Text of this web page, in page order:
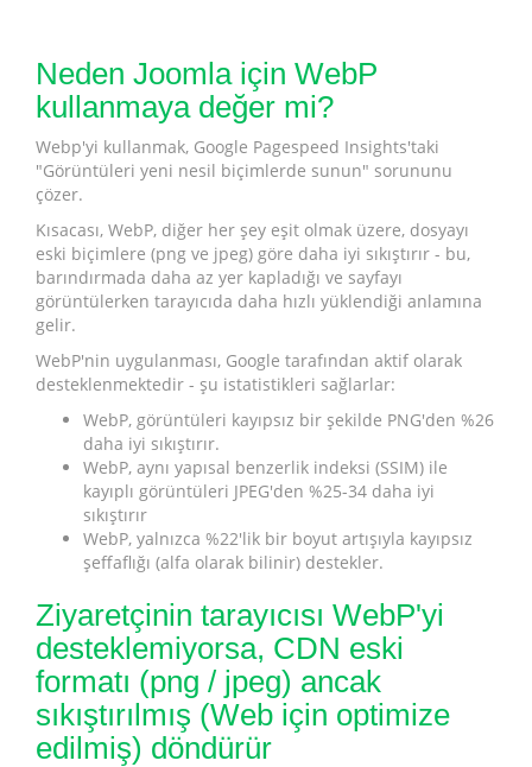
Neden Joomla için WebP
kullanmaya değer mi?
Webp'yi kullanmak, Google Pagespeed Insights'taki
"Görüntüleri yeni nesil biçimlerde sunun" sorununu
çözer.
Kısacası, WebP, diğer her şey eşit olmak üzere, dosyayı
eski biçimlere (png ve jpeg) göre daha iyi sıkıştırır - bu,
barındırmada daha az yer kapladığı ve sayfayı
görüntülerken tarayıcıda daha hızlı yüklendiği anlamına
gelir.
WebP'nin uygulanması, Google tarafından aktif olarak
desteklenmektedir - şu istatistikleri sağlarlar:
WebP, görüntüleri kayıpsız bir şekilde PNG'den %26
daha iyi sıkıştırır.
WebP, aynı yapısal benzerlik indeksi (SSIM) ile
kayıplı görüntüleri JPEG'den %25-34 daha iyi
sıkıştırır
WebP, yalnızca %22'lik bir boyut artışıyla kayıpsız
şeffaflığı (alfa olarak bilinir) destekler.
Ziyaretçinin tarayıcısı WebP'yi
desteklemiyorsa, CDN eski
formatı (png / jpeg) ancak
sıkıştırılmış (Web için optimize
edilmiş) döndürür